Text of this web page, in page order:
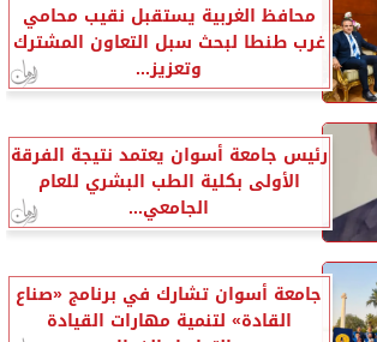
محافظ الغربية يستقبل نقيب محامي
غرب طنطا لبحث سبل التعاون المشترك
وتعزيز...
رئيس جامعة أسوان يعتمد نتيجة الفرقة
الأولى بكلية الطب البشري للعام
الجامعي...
جامعة أسوان تشارك في برنامج «صناع
القادة» لتنمية مهارات القيادة